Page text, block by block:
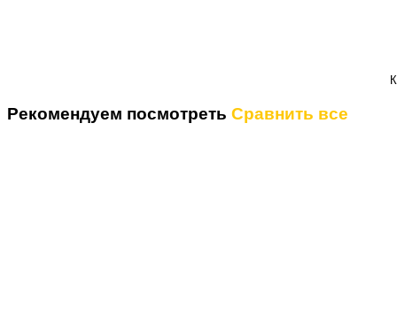
Рекомендуем посмотреть Сравнить все